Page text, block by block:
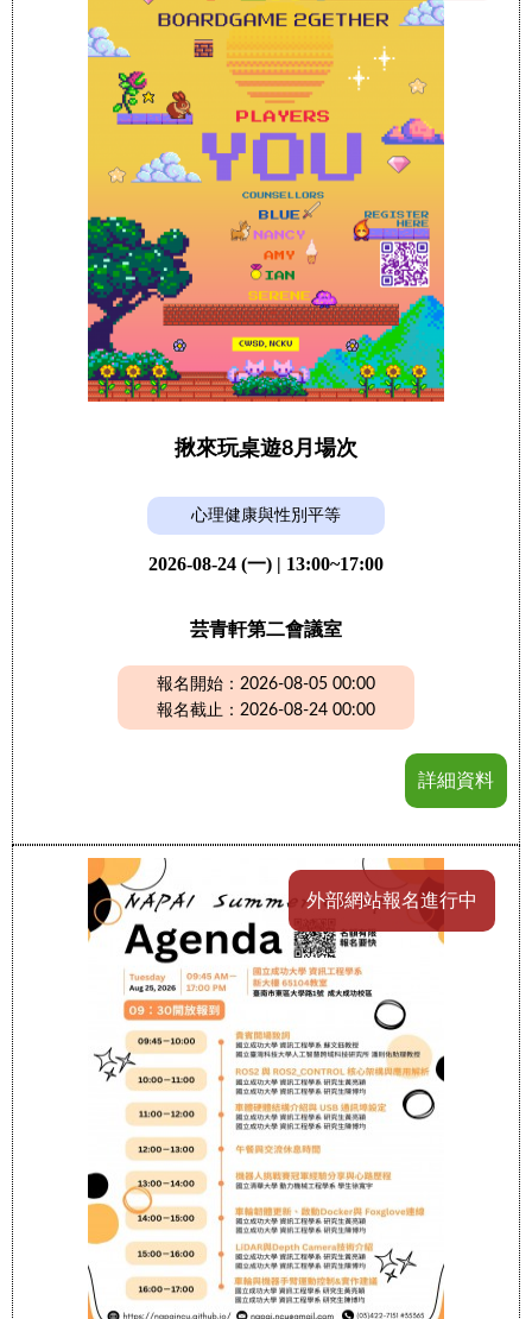
揪來玩桌遊8月場次
心理健康與性別平等
2026-08-24 (一) | 13:00~17:00
芸青軒第二會議室
報名開始：2026-08-05 00:00
報名截止：2026-08-24 00:00
詳細資料
外部網站報名進行中